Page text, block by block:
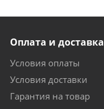
Оплата и доставка
Условия оплаты
Условия доставки
Гарантия на товар